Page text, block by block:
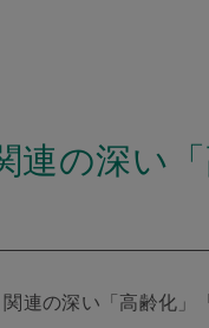
連の深い
連の深い「高齢化」